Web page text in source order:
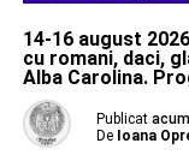
14-16 august
cu romani, daci,
Alba Carolina.
Publicat
De Ioana